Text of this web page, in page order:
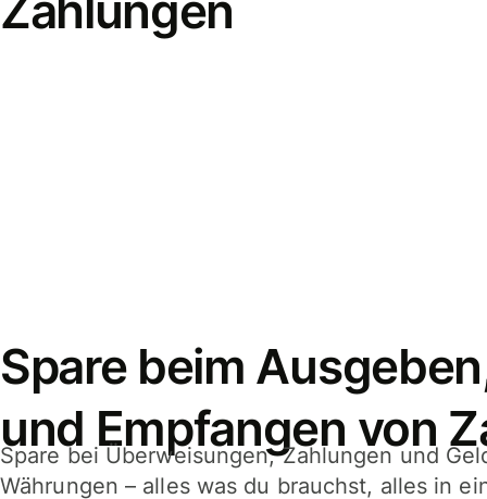
Spare beim
und Empfangen von
Spare bei Überweisungen, Zahlungen und
Währungen – alles was du brauchst, alles in